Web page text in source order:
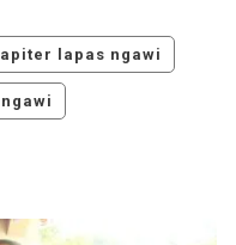
lapas ngawi